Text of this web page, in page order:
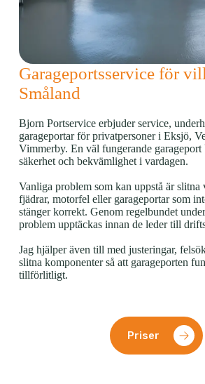
Garageportsservice för
Småland
Bjorn Portservice erbjuder service,
garageportar för privatpersoner i Eksjö,
Vimmerby. En väl fungerande
säkerhet och bekvämlighet i vardagen.
Vanliga problem som kan uppstå är slitna
fjädrar, motorfel eller garageportar som
stänger korrekt. Genom regelbundet
problem upptäckas innan de leder till
Jag hjälper även till med justeringar,
slitna komponenter så att garageporten
tillförlitligt.
Priser